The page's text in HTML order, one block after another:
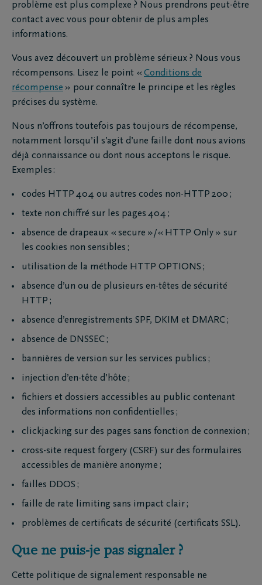
problème est plus complexe ? Nous prendrons peut-être
contact avec vous pour obtenir de plus amples
informations.
Vous avez découvert un problème sérieux ? Nous vous
récompensons. Lisez le point « Conditions de
récompense » pour connaître le principe et les règles
précises du système.
Nous n’offrons toutefois pas toujours de récompense,
notamment lorsqu’il s’agit d’une faille dont nous avions
déjà connaissance ou dont nous acceptons le risque.
Exemples :
codes HTTP 404 ou autres codes non-HTTP 200 ;
texte non chiffré sur les pages 404 ;
absence de drapeaux « secure »/« HTTP Only » sur
les cookies non sensibles ;
utilisation de la méthode HTTP OPTIONS ;
absence d’un ou de plusieurs en-têtes de sécurité
HTTP ;
absence d’enregistrements SPF, DKIM et DMARC ;
absence de DNSSEC ;
bannières de version sur les services publics ;
injection d’en-tête d’hôte ;
fichiers et dossiers accessibles au public contenant
des informations non confidentielles ;
clickjacking sur des pages sans fonction de connexion ;
cross-site request forgery (CSRF) sur des formulaires
accessibles de manière anonyme ;
failles DDOS ;
faille de rate limiting sans impact clair ;
problèmes de certificats de sécurité (certificats SSL).
Que ne puis-je pas signaler ?
Cette politique de signalement responsable ne